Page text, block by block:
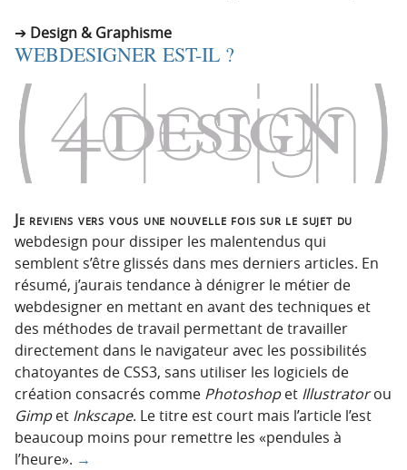
Design & Graphisme
WEBDESIGNER EST-IL ?
Je reviens vers vous une nouvelle fois sur le sujet du
webdesign pour dissiper les malentendus qui
semblent s’être glissés dans mes derniers articles. En
résumé, j’aurais tendance à dénigrer le métier de
webdesigner en mettant en avant des techniques et
des méthodes de travail permettant de travailler
directement dans le navigateur avec les possibilités
chatoyantes de CSS3, sans utiliser les logiciels de
création consacrés comme Photoshopet Illustratorou
Gimpet Inkscape. Le titre est court mais l’article l’est
beaucoup moins pour remettre les «pendules à
l’heure». →